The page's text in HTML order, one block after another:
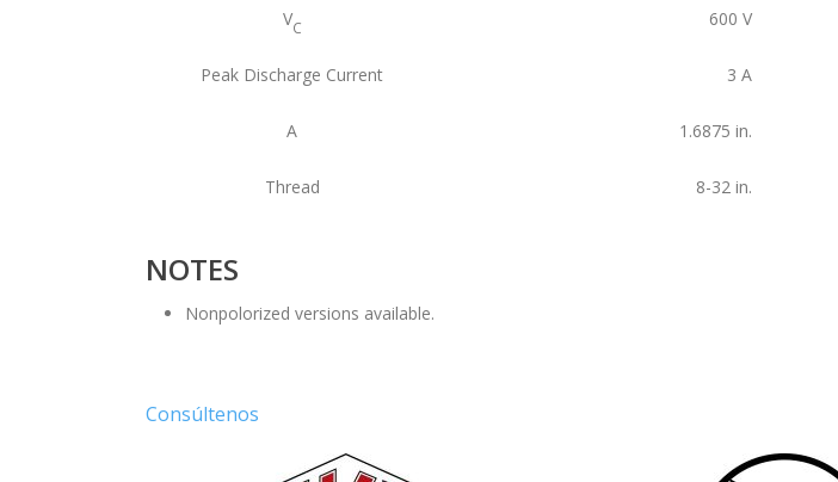
VC 600 V
Peak Discharge Current 3 A
A 1.6875 in.
Thread 8-32 in.
NOTES
Nonpolorized versions available.
Consúltenos